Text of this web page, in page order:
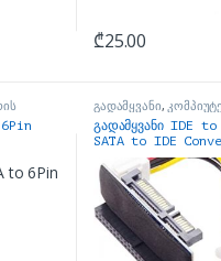
₾25.00
გადამყვანი,
ნაწილები
გადამყვანი IDE to
SATA to IDE
Adapter For PC